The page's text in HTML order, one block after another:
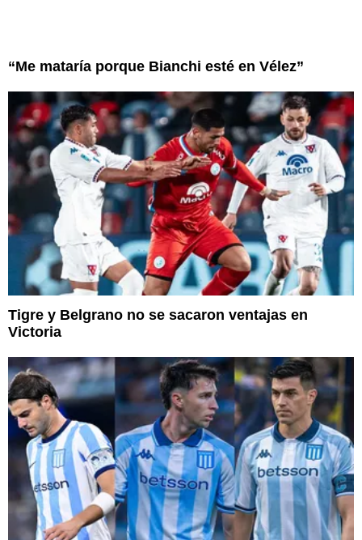
“Me mataría porque Bianchi esté en Vélez”
Tigre y Belgrano no se sacaron ventajas en
Victoria